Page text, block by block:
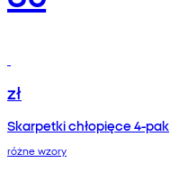
zł
Skarpetki chłopięce 4-pak
różne wzory